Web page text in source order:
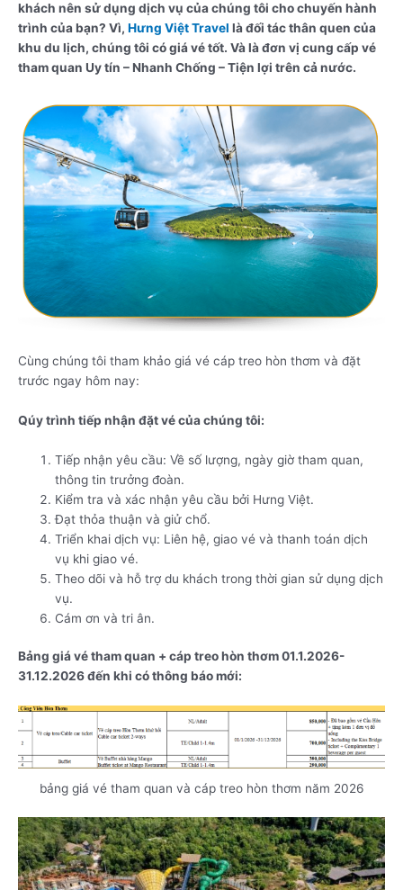
khách nên sử dụng dịch vụ của chúng tôi cho chuyến hành
trình của bạn? Vì, Hưng Việt Travel là đối tác thân quen của
khu du lịch, chúng tôi có giá vé tốt. Và là đơn vị cung cấp vé
tham quan Uy tín – Nhanh Chống – Tiện lợi trên cả nước.
Cùng chúng tôi tham khảo giá vé cáp treo hòn thơm và đặt
trước ngay hôm nay:
Qúy trình tiếp nhận đặt vé của chúng tôi:
Tiếp nhận yêu cầu: Về số lượng, ngày giờ tham quan,
thông tin trưởng đoàn.
Kiểm tra và xác nhận yêu cầu bởi Hưng Việt.
Đạt thỏa thuận và giử chổ.
Triển khai dịch vụ: Liên hệ, giao vé và thanh toán dịch
vụ khi giao vé.
Theo dõi và hỗ trợ du khách trong thời gian sử dụng dịch
vụ.
Cám ơn và tri ân.
Bảng giá vé tham quan + cáp treo hòn thơm 01.1.2026-
31.12.2026 đến khi có thông báo mới:
bảng giá vé tham quan và cáp treo hòn thơm năm 2026